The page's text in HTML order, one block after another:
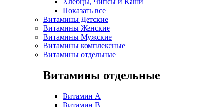
Хлебцы, Чипсы и Каши
Показать все
Витамины Детские
Витамины Женские
Витамины Мужские
Витамины комплексные
Витамины отдельные
Витамины отдельные
Витамин A
Витамин B